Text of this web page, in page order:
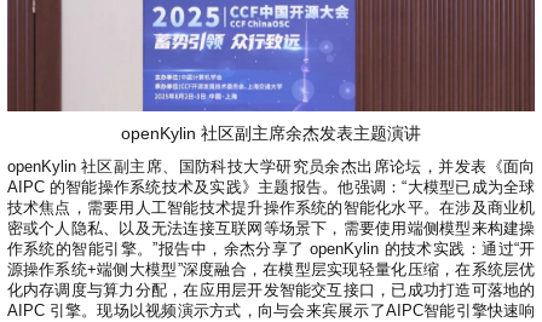
openKylin 社区副主席余杰发表主题演讲
openKylin 社区副主席、国防科技大学研究员余杰出席论坛，并发表《面向
AIPC 的智能操作系统技术及实践》主题报告。他强调：“大模型已成为全球
技术焦点，需要用人工智能技术提升操作系统的智能化水平。在涉及商业机
密或个人隐私、以及无法连接互联网等场景下，需要使用端侧模型来构建操
作系统的智能引擎。”报告中，余杰分享了 openKylin 的技术实践：通过“开
源操作系统+端侧大模型”深度融合，在模型层实现轻量化压缩，在系统层优
化内存调度与算力分配，在应用层开发智能交互接口，已成功打造可落地的
AIPC 引擎。现场以视频演示方式，向与会来宾展示了AIPC智能引擎快速响